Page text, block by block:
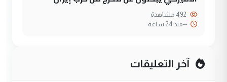
--منذ 24 ساعة
آخر التعليقات